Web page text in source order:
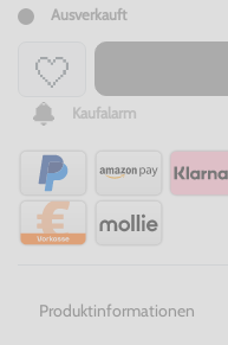
Ausverkauft
Kaufalarm
Produktinformationen